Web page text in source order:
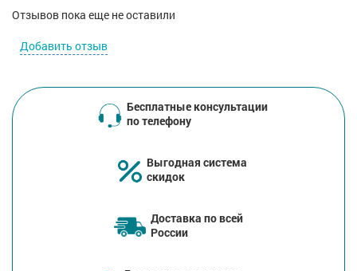
Отзывов пока еще не оставили
Добавить отзыв
Бесплатные консультации
по телефону
Выгодная система
скидок
Доставка по всей
России